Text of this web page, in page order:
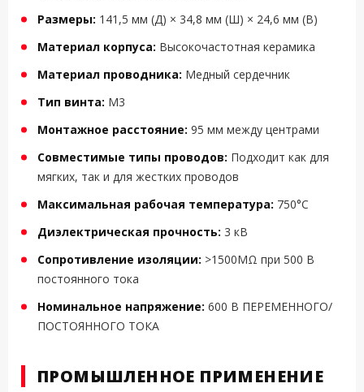
Размеры: 141,5 мм (Д) × 34,8 мм (Ш) × 24,6 мм (В)
Материал корпуса: Высокочастотная керамика
Материал проводника: Медный сердечник
Тип винта: M3
Монтажное расстояние: 95 мм между центрами
Совместимые типы проводов: Подходит как для
мягких, так и для жестких проводов
Максимальная рабочая температура: 750°C
Диэлектрическая прочность: 3 кВ
Сопротивление изоляции: >1500MΩ при 500 В
постоянного тока
Номинальное напряжение: 600 В ПЕРЕМЕННОГО/
ПОСТОЯННОГО ТОКА
ПРОМЫШЛЕННОЕ ПРИМЕНЕНИЕ